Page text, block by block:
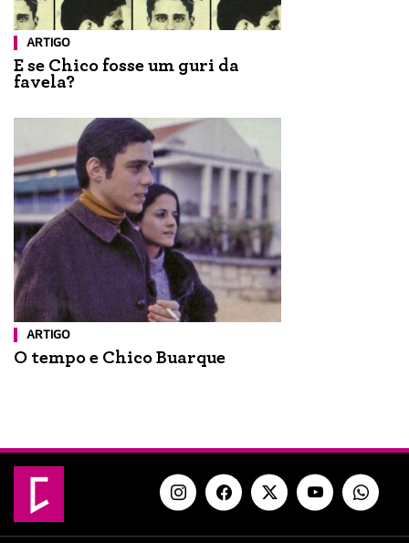
ARTIGO
E se Chico fosse um guri da
favela?
ARTIGO
O tempo e Chico Buarque